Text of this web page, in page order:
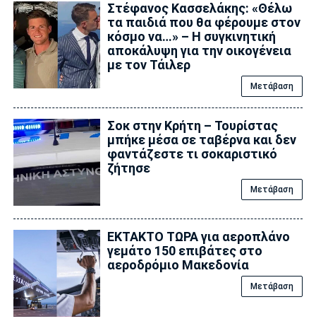
Στέφανος Κασσελάκης: «Θέλω
τα παιδιά που θα φέρουμε στον
κόσμο να…» – Η συγκινητική
αποκάλυψη για την οικογένεια
με τον Τάιλερ
Μετάβαση
Σοκ στην Κρήτη – Τουρίστας
μπήκε μέσα σε ταβέρνα και δεν
φαντάζεστε τι σοκαριστικό
ζήτησε
Μετάβαση
ΕΚΤΑΚΤΟ ΤΩΡΑ για αεροπλάνο
γεμάτο 150 επιβάτες στο
αεροδρόμιο Μακεδονία
Μετάβαση